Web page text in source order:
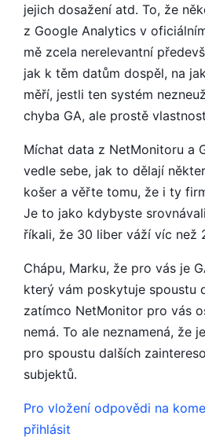
jejich dosažení atd. To, že
z Google Analytics v
mě zcela nerelevantní
jak k těm datům dospěl, na
měří, jestli ten systém
chyba GA, ale prostě
Míchat data z NetMonitoru a
vedle sebe, jak to dělají
košer a věřte tomu, že i ty
Je to jako kdybyste
říkali, že 30 liber váží víc než
Chápu, Marku, že pro vás je
který vám poskytuje spoustu
zatímco NetMonitor pro vás
nemá. To ale neznamená, že
pro spoustu dalších
subjektů.
Pro vložení odpovědi na
přihlásit